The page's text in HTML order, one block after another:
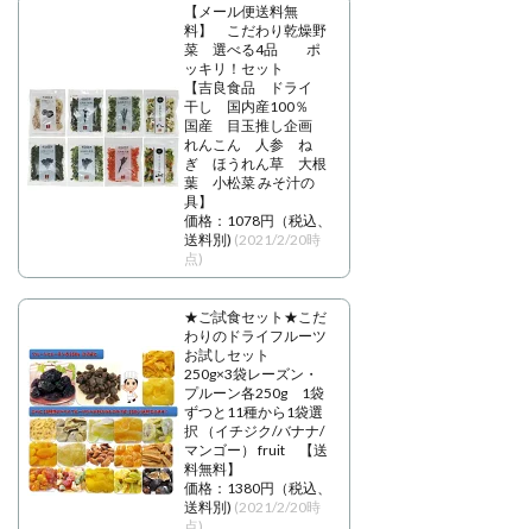
【メール便送料無
料】 こだわり乾燥野
菜 選べる4品 ポ
ッキリ！セット
【吉良食品 ドライ
干し 国内産100％
国産 目玉推し企画
れんこん 人参 ね
ぎ ほうれん草 大根
葉 小松菜 みそ汁の
具】
価格：1078円（税込、
送料別) (2021/2/20時
点)
★ご試食セット★こだ
わりのドライフルーツ
お試しセット
250g×3袋レーズン・
プルーン各250g 1袋
ずつと11種から1袋選
択 （イチジク/バナナ/
マンゴー） fruit 【送
料無料】
価格：1380円（税込、
送料別) (2021/2/20時